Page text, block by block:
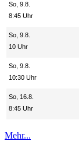
So, 9.8.
8:45 Uhr
So, 9.8.
10 Uhr
So, 9.8.
10:30 Uhr
So, 16.8.
8:45 Uhr
Mehr...